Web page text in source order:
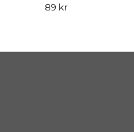
89 kr